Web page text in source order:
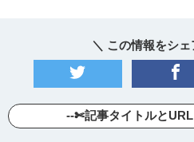
＼ この情報をシ
--✄記事タイトルと